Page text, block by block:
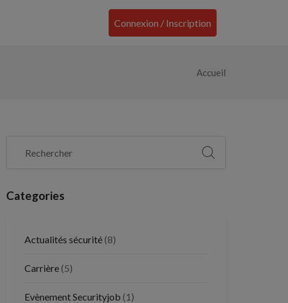
Connexion / Inscription
Accueil
Categories
Actualités sécurité (8)
Carrière (5)
Evènement Securityjob (1)